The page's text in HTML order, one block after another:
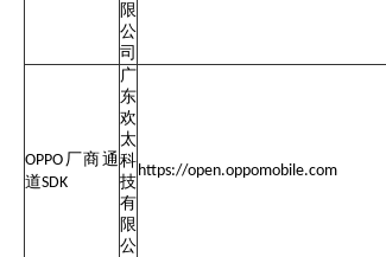
限
公
司
OPPO 厂商通
道SDK
广
东
欢
太
科
技
有
限
公
https://open.oppomobile.com